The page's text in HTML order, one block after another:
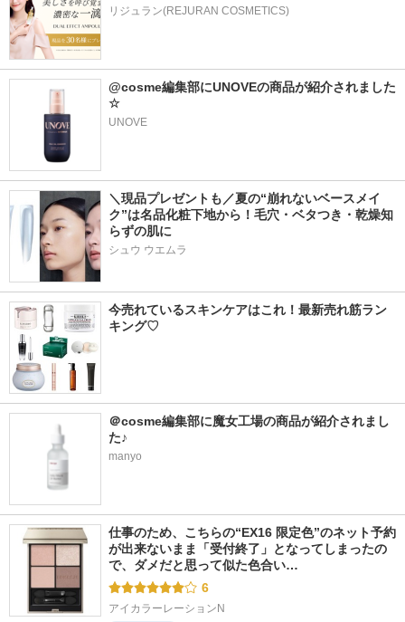
リジュラン(REJURAN COSMETICS)
@cosme編集部にUNOVEの商品が紹介されました
☆
UNOVE
＼現品プレゼントも／夏の“崩れないベースメイ
ク”は名品化粧下地から！毛穴・ベタつき・乾燥知
らずの肌に
シュウ ウエムラ
今売れているスキンケアはこれ！最新売れ筋ラン
キング♡
＠cosme編集部に魔女工場の商品が紹介されまし
た♪
manyo
仕事のため、こちらの“EX16 限定色”のネット予約
が出来ないまま「受付終了」となってしまったの
で、ダメだと思って似た色合い…
6
アイカラーレーションN